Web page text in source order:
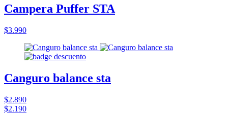
Campera Puffer STA
$3.990
Canguro balance sta
$2.890
$2.190